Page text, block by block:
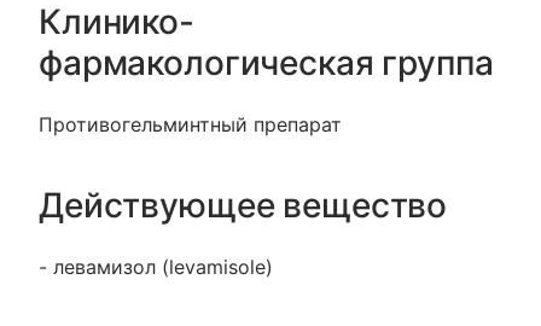
Клинико-
фармакологическая группа
Противогельминтный препарат
Действующее вещество
- левамизол (levamisole)